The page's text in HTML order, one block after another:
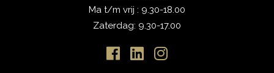
Ma t/m vrij : 9.30-18.00
Zaterdag: 9.30-17.00